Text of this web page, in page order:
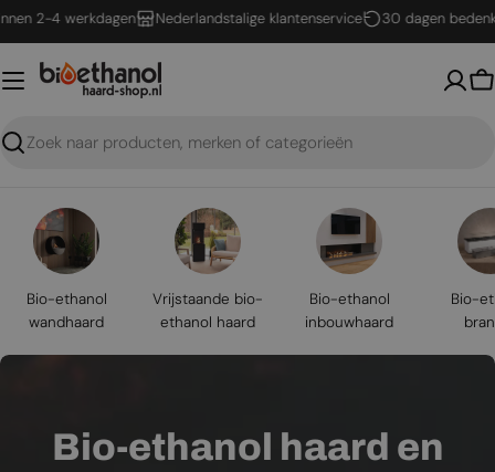
Ga
naar
inhoud
werkdagen Nederlandstalige klantenservice 30 dagen bedenktijd
Zoeken
Bio-ethanol
wandhaard
Vrijstaande bio-
ethanol haard
Bio-ethanol
inbouwhaard
Bio-
Bio-ethanol haard en